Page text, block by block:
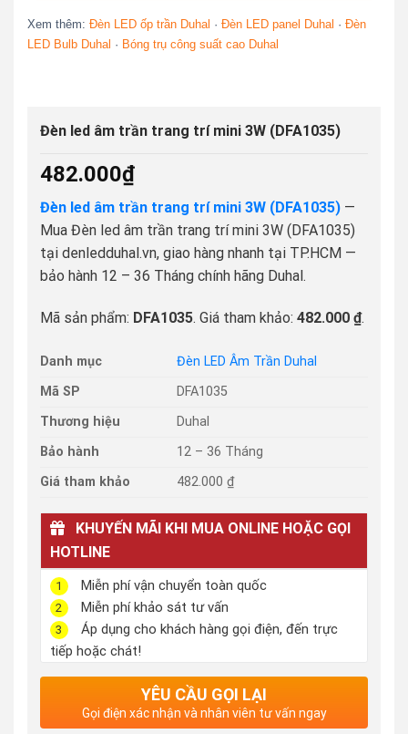
Xem thêm: Đèn LED ốp trần Duhal · Đèn LED panel Duhal · Đèn
LED Bulb Duhal · Bóng trụ công suất cao Duhal
Đèn led âm trần trang trí mini 3W (DFA1035)
482.000₫
Đèn led âm trần trang trí mini 3W (DFA1035)—
Mua Đèn led âm trần trang trí mini 3W (DFA1035)
tại denledduhal.vn, giao hàng nhanh tại TP.HCM —
bảo hành 12 – 36 Tháng chính hãng Duhal.
Mã sản phẩm: DFA1035. Giá tham khảo: 482.000 ₫.
Danh mục
Đèn LED Âm Trần Duhal
Mã SP
DFA1035
Thương hiệu
Duhal
Bảo hành
12 – 36 Tháng
Giá tham khảo
482.000 ₫
KHUYẾN MÃI KHI MUA ONLINE HOẶC GỌI
HOTLINE
1 Miễn phí vận chuyển toàn quốc
2 Miễn phí khảo sát tư vấn
3
Áp dụng cho khách hàng gọi điện, đến trực
tiếp hoặc chát!
YÊU CẦU GỌI LẠI
Gọi điện xác nhận và nhân viên tư vấn ngay